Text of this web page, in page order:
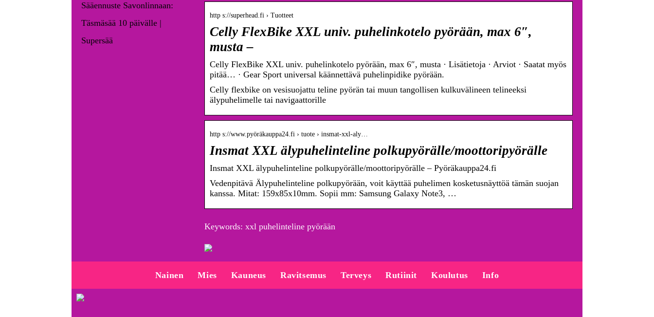
http s://superhead.fi › Tuotteet
Celly FlexBike XXL univ. puhelinkotelo pyörään, max 6″,
musta –
Celly FlexBike XXL univ. puhelinkotelo pyörään, max 6″, musta · Lisätietoja · Arviot · Saatat myös
pitää… · Gear Sport universal käännettävä puhelinpidike pyörään.
Celly flexbike on vesisuojattu teline pyörän tai muun tangollisen kulkuvälineen telineeksi
älypuhelimelle tai navigaattorille
http s://www.pyöräkauppa24.fi › tuote › insmat-xxl-aly…
Insmat XXL älypuhelinteline polkupyörälle/moottoripyörälle
Insmat XXL älypuhelinteline polkupyörälle/moottoripyörälle – Pyöräkauppa24.fi
Vedenpitävä Älypuhelinteline polkupyörään, voit käyttää puhelimen kosketusnäyttöä tämän suojan
kanssa. Mitat: 159x85x10mm. Sopii mm: Samsung Galaxy Note3, …
Keywords: xxl puhelinteline pyörään
Sääennuste Savonlinnaan:
Täsmäsää 10 päivälle |
Supersää
Nainen Mies Kauneus Ravitsemus Terveys Rutiinit Koulutus Info